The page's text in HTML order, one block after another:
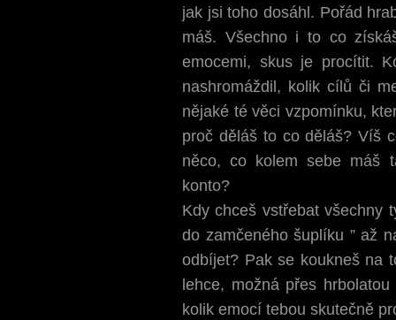
jak jsi toho dosáhl. Pořád
máš. Všechno i to co
emocemi, skus je procítit.
nashromáždil, kolik cílů či
nějaké té věci vzpomínku,
proč děláš to co děláš? Víš
něco, co kolem sebe máš
konto?
Kdy chceš vstřebat všechny
do zamčeného šuplíku ” až
odbíjet? Pak se koukneš na
lehce, možná přes
kolik emocí tebou skutečně